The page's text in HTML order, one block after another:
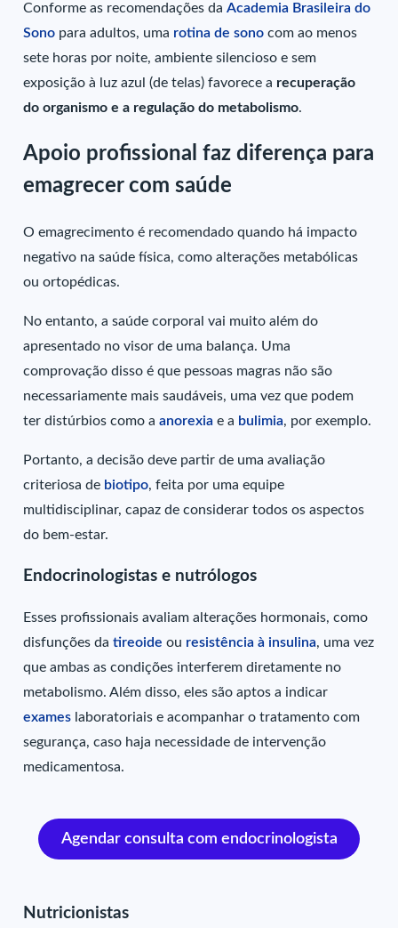
Conforme as recomendações daAcademia Brasileira do
Sono para adultos, uma rotina de sono com ao menos
sete horas por noite, ambiente silencioso e sem
exposição à luz azul (de telas) favorece a recuperação
do organismo e a regulação do metabolismo.
Apoio profissional faz diferença para
emagrecer com saúde
O emagrecimento é recomendado quando há impacto
negativo na saúde física, como alterações metabólicas
ou ortopédicas.
No entanto, a saúde corporal vai muito além do
apresentado no visor de uma balança. Uma
comprovação disso é que pessoas magras não são
necessariamente mais saudáveis, uma vez que podem
ter distúrbios como aanorexia e a bulimia, por exemplo.
Portanto, a decisão deve partir de uma avaliação
criteriosa de biotipo, feita por uma equipe
multidisciplinar, capaz de considerar todos os aspectos
do bem-estar.
Endocrinologistas e nutrólogos
Esses profissionais avaliam alterações hormonais, como
disfunções datireoide ou resistência à insulina, uma vez
que ambas as condições interferem diretamente no
metabolismo. Além disso, eles são aptos a indicar
exames laboratoriais e acompanhar o tratamento com
segurança, caso haja necessidade de intervenção
medicamentosa.
Agendar consulta com endocrinologista
Nutricionistas